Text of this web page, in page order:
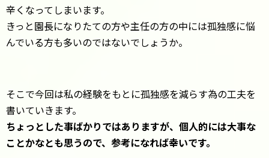
辛くなってしまいます。
きっと園長になりたての方や主任の方の中には孤独感に悩
んでいる方も多いのではないでしょうか。
そこで今回は私の経験をもとに孤独感を減らす為の工夫を
書いていきます。
ちょっとした事ばかりではありますが、個人的には大事な
ことかなとも思うので、参考になれば幸いです。